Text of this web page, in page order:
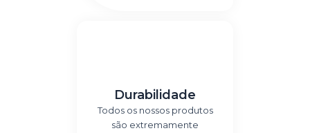
Durabilidade
Todos os nossos produtos
são extremamente